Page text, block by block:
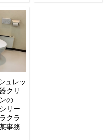
ュレッ
クリ
の
リー
クラ
事務